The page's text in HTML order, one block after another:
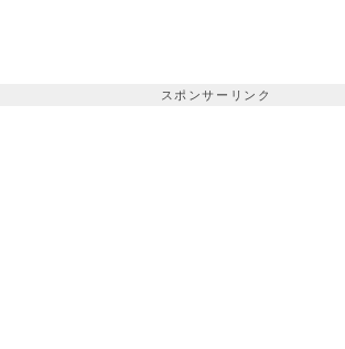
スポンサーリンク